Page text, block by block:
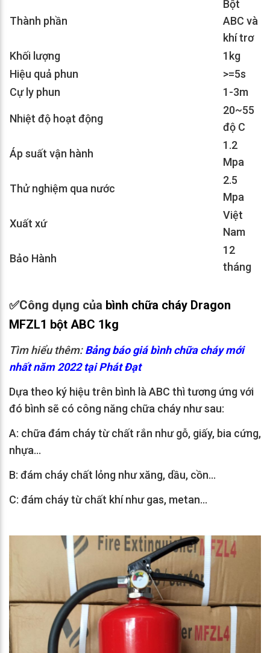
Thành phần
Bột
ABC và
khí trơ
Khối lượng
1kg
Hiệu quả phun
>=5s
Cự ly phun
1-3m
Nhiệt độ hoạt động
20~55
độ C
Áp suất vận hành
1.2
Mpa
Thử nghiệm qua nước
2.5
Mpa
Xuất xứ
Việt
Nam
Bảo Hành
12
tháng
✅Công dụng của bình chữa cháy Dragon
MFZL1 bột ABC 1kg
Tìm hiểu thêm: Bảng báo giá bình chữa cháy mới
nhất năm 2022 tại Phát Đạt
Dựa theo ký hiệu trên bình là ABC thì tương ứng với
đó bình sẽ có công năng chữa cháy như sau:
A: chữa đám cháy từ chất rắn như gỗ, giấy, bia cứng,
nhựa…
B: đám cháy chất lỏng như xăng, dầu, cồn…
C: đám cháy từ chất khí như gas, metan…